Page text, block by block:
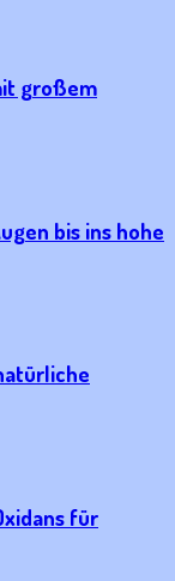
großem
bis ins hohe
für